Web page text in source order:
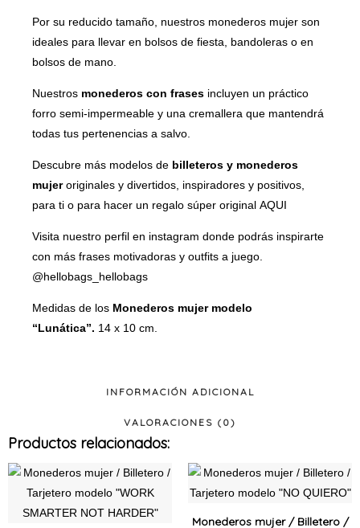
INFORMACIÓN ADICIONAL
VALORACIONES (0)
Por su reducido tamaño, nuestros monederos mujer son
ideales para llevar en bolsos de fiesta, bandoleras o en
bolsos de mano.
Nuestros monederos con frases incluyen un práctico
forro semi-impermeable y una cremallera que mantendrá
todas tus pertenencias a salvo.
Descubre más modelos de billeteros y monederos
mujeroriginales y divertidos, inspiradores y positivos,
para ti o para hacer un regalo súper original AQUI
Visita nuestro perfil en instagram donde podrás inspirarte
con más frases motivadoras y outfits a juego.
@hellobags_hellobags
Medidas de los Monederos mujer modelo
“Lunática”. 14 x 10 cm.
Productos relacionados:
Este
producto
tiene
Monederos mujer / Billetero /
Este